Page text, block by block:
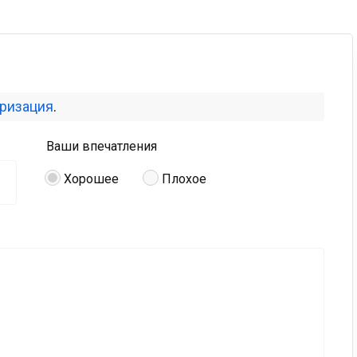
.
Ваши впечатления
Хорошее Плохое